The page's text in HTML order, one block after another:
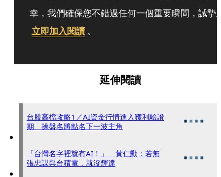
幸，我們確保您不錯過任何一個重要瞬間，誠摯
立即加入閱讀 。
延伸閱讀
台股高檔攻略1／AI資金行情進入獲利驗證
期 操盤名將點名下一波主角
「台灣名字裡就有AI！」 黃仁勳：若無
張忠謀與台積電，就沒輝達